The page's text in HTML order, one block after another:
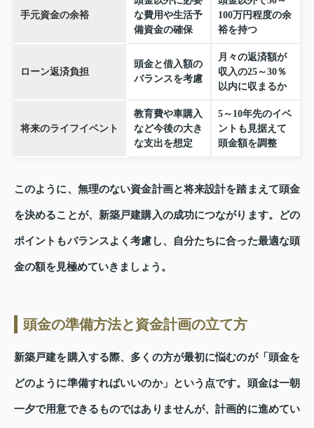
手元資金の余裕
な費用や生活予
備資金の確保
100万円程度の余
裕を持つ
ローン返済負担
頭金と借入額の
バランスを考慮
月々の返済額が
収入の25～30％
以内に収まるか
将来のライフイベント
教育費や車購入
など今後の大き
な支出を想定
5～10年先のイベ
ントも見据えて
頭金額を調整
このように、無理のない資金計画と将来設計を踏まえて頭金
を決めることが、新築戸建購入の成功につながります。どの
ポイントもバランスよく考慮し、自分たちに合った最適な頭
金の額を見極めていきましょう。
頭金の準備方法と資金計画の立て方
新築戸建を購入する際、多くの方が最初に悩むのが「頭金を
どのように準備すればいいのか」という点です。頭金は一朝
一夕で用意できるものではありませんが、計画的に進めてい